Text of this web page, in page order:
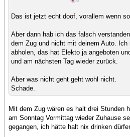
Das ist jetzt echt doof, vorallem wenn
Aber dann hab ich das falsch
dem Zug und nicht mit deinem Auto.
abholen, das hat Elekto ja angeboten
und am nächsten Tag wieder zurück.
Aber was nicht geht geht wohl nicht.
Schade.
Mit dem Zug wären es halt drei Stunden
am Sonntag Vormittag wieder Zuhause
gegangen, ich hätte halt nix drinken